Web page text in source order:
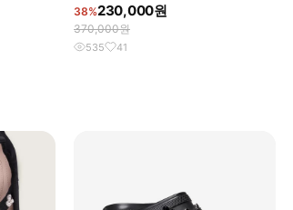
38%230,000원
370,000원
535 41